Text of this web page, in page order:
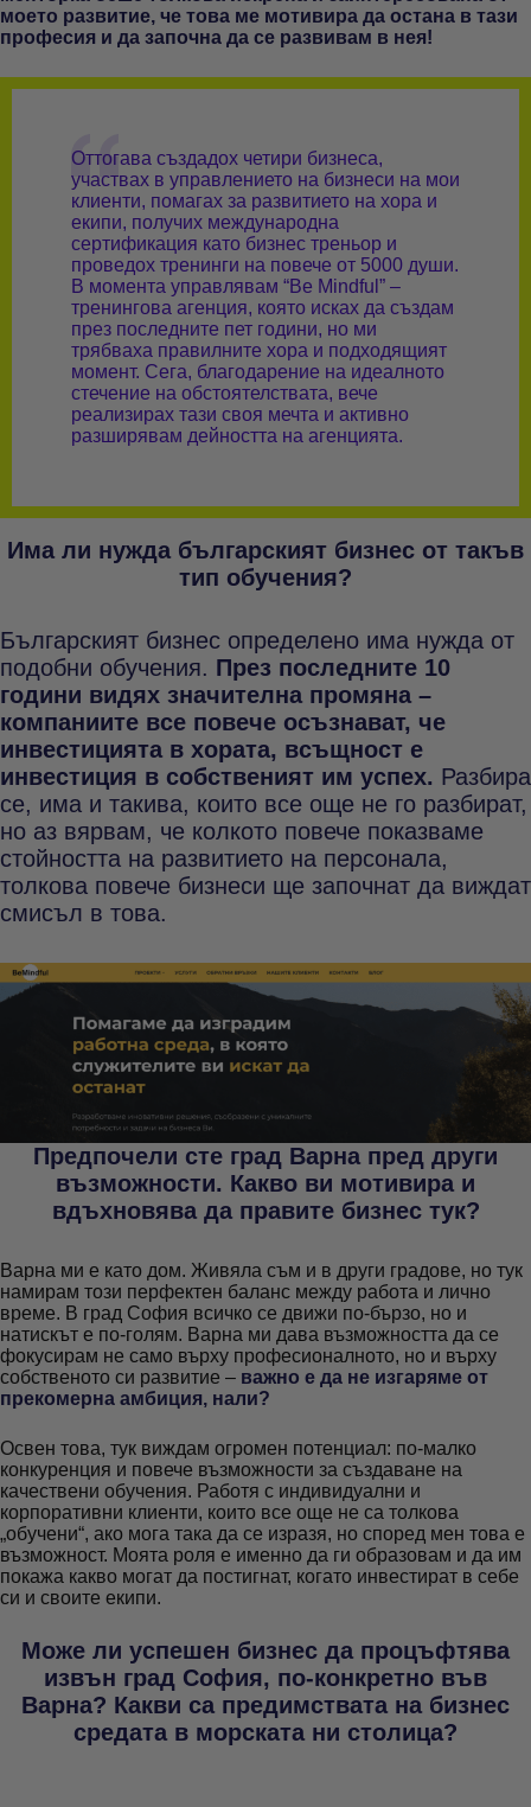
моето развитие, че това ме мотивира да остана в тази
професия и да започна да се развивам в нея!
Оттогава създадох четири бизнеса,
участвах в управлението на бизнеси на мои
клиенти, помагах за развитието на хора и
екипи, получих международна
сертификация като бизнес треньор и
проведох тренинги на повече от 5000 души.
В момента управлявам “Be Mindful” –
тренингова агенция, която исках да създам
през последните пет години, но ми
трябваха правилните хора и подходящият
момент. Сега, благодарение на идеалното
стечение на обстоятелствата, вече
реализирах тази своя мечта и активно
разширявам дейността на агенцията.
Има ли нужда българският бизнес от такъв
тип обучения?
Българският бизнес определено има нужда от
подобни обучения. През последните 10
години видях значителна промяна –
компаниите все повече осъзнават, че
инвестицията в хората, всъщност е
инвестиция в собственият им успех. Разбира
се, има и такива, които все още не го разбират,
но аз вярвам, че колкото повече показваме
стойността на развитието на персонала,
толкова повече бизнеси ще започнат да виждат
смисъл в това.
Предпочели сте град Варна пред други
възможности. Какво ви мотивира и
вдъхновява да правите бизнес тук?
Варна ми е като дом. Живяла съм и в други градове, но тук
намирам този перфектен баланс между работа и лично
време. В град София всичко се движи по-бързо, но и
натискът е по-голям. Варна ми дава възможността да се
фокусирам не само върху професионалното, но и върху
собственото си развитие – важно е да не изгаряме от
прекомерна амбиция, нали?
Освен това, тук виждам огромен потенциал: по-малко
конкуренция и повече възможности за създаване на
качествени обучения. Работя с индивидуални и
корпоративни клиенти, които все още не са толкова
„обучени“, ако мога така да се изразя, но според мен това е
възможност. Моята роля е именно да ги образовам и да им
покажа какво могат да постигнат, когато инвестират в себе
си и своите екипи.
Може ли успешен бизнес да процъфтява
извън град София, по-конкретно във
Варна? Какви са предимствата на бизнес
средата в морската ни столица?